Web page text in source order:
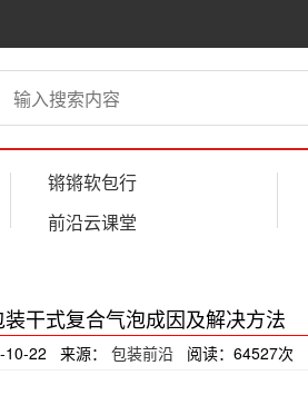
锵锵软包行
前沿云课堂
干式复合气泡成因及解决方法
10-22 来源： 包装前沿 阅读：64527次